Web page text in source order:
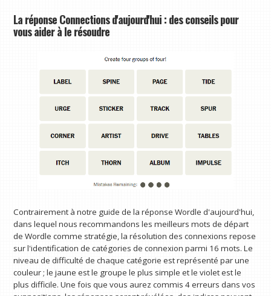
La réponse Connections d'aujourd'hui : des conseils pour
vous aider à le résoudre
Contrairement à notre guide de la réponse Wordle d'aujourd'hui,
dans lequel nous recommandons les meilleurs mots de départ
de Wordle comme stratégie, la résolution des connexions repose
sur l'identification de catégories de connexion parmi 16 mots. Le
niveau de difficulté de chaque catégorie est représenté par une
couleur ; le jaune est le groupe le plus simple et le violet est le
plus difficile. Une fois que vous aurez commis 4 erreurs dans vos